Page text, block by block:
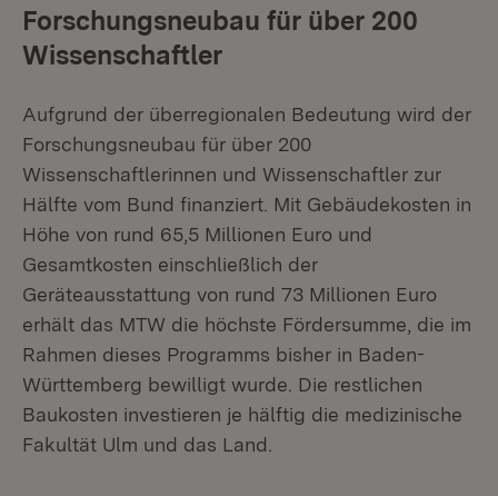
Forschungsneubau für über 200
Wissenschaftler
Aufgrund der überregionalen Bedeutung wird der
Forschungsneubau für über 200
Wissenschaftlerinnen und Wissenschaftler zur
Hälfte vom Bund finanziert. Mit Gebäudekosten in
Höhe von rund 65,5 Millionen Euro und
Gesamtkosten einschließlich der
Geräteausstattung von rund 73 Millionen Euro
erhält das MTW die höchste Fördersumme, die im
Rahmen dieses Programms bisher in Baden-
Württemberg bewilligt wurde. Die restlichen
Baukosten investieren je hälftig die medizinische
Fakultät Ulm und das Land.